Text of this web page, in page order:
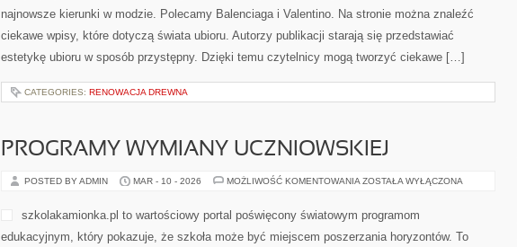
najnowsze kierunki w modzie. Polecamy Balenciaga i Valentino. Na stronie można znaleźć
ciekawe wpisy, które dotyczą świata ubioru. Autorzy publikacji starają się przedstawiać
estetykę ubioru w sposób przystępny. Dzięki temu czytelnicy mogą tworzyć ciekawe […]
CATEGORIES: RENOWACJA DREWNA
PROGRAMY WYMIANY UCZNIOWSKIEJ
POSTED BY ADMIN MAR - 10 - 2026 MOŻLIWOŚĆ KOMENTOWANIA PROGRAMY
ZOSTAŁA WYŁĄCZONA
szkolakamionka.pl to wartościowy portal poświęcony światowym programom
edukacyjnym, który pokazuje, że szkoła może być miejscem poszerzania horyzontów. To